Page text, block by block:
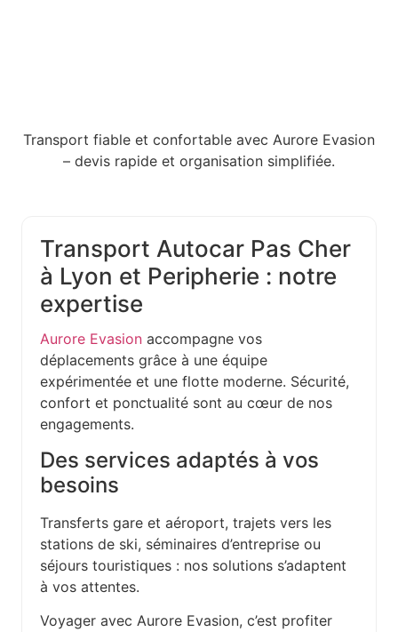
Transport fiable et confortable avec Aurore Evasion
– devis rapide et organisation simplifiée.
Transport Autocar Pas Cher
à Lyon et Peripherie : notre
expertise
Aurore Evasion accompagne vos
déplacements grâce à une équipe
expérimentée et une flotte moderne. Sécurité,
confort et ponctualité sont au cœur de nos
engagements.
Des services adaptés à vos
besoins
Transferts gare et aéroport, trajets vers les
stations de ski, séminaires d’entreprise ou
séjours touristiques : nos solutions s’adaptent
à vos attentes.
Voyager avec Aurore Evasion, c’est profiter